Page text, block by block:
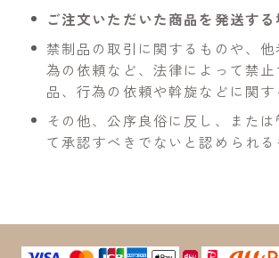
ご注文いただいた商品を発送する
禁制品の取引に関するものや、
為の依頼など、法律によって禁
品、行為の依頼や斡旋などに関す
その他、公序良俗に反し、また
て承認すべきでないと認められる